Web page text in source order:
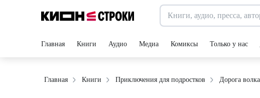
Главная Книги Аудио Медиа Комиксы Только у нас
Главная Книги Приключения для подростков Дорога волка